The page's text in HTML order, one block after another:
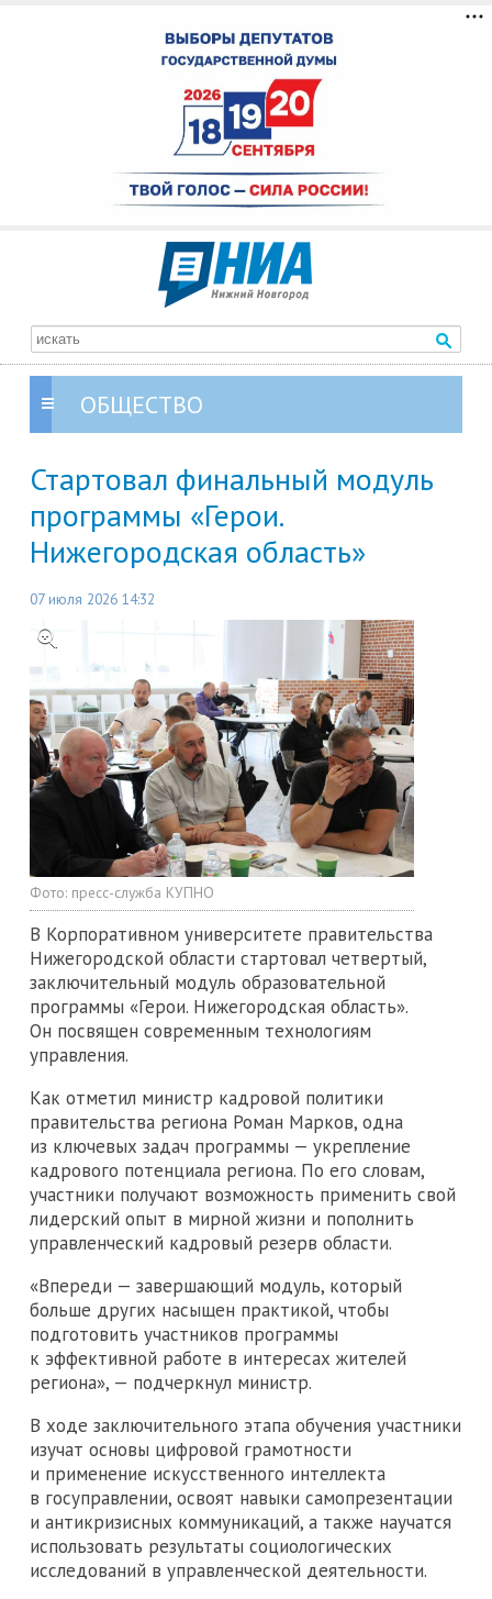
ОБЩЕСТВО
Стартовал финальный модуль
программы «Герои.
Нижегородская область»
07 июля 2026 14:32
Фото: пресс-служба КУПНО
В Корпоративном университете правительства
Нижегородской области стартовал четвертый,
заключительный модуль образовательной
программы «Герои. Нижегородская область».
Он посвящен современным технологиям
управления.
Как отметил министр кадровой политики
правительства региона Роман Марков, одна
из ключевых задач программы — укрепление
кадрового потенциала региона. По его словам,
участники получают возможность применить свой
лидерский опыт в мирной жизни и пополнить
управленческий кадровый резерв области.
«Впереди — завершающий модуль, который
больше других насыщен практикой, чтобы
подготовить участников программы
к эффективной работе в интересах жителей
региона», — подчеркнул министр.
В ходе заключительного этапа обучения участники
изучат основы цифровой грамотности
и применение искусственного интеллекта
в госуправлении, освоят навыки самопрезентации
и антикризисных коммуникаций, а также научатся
использовать результаты социологических
исследований в управленческой деятельности.